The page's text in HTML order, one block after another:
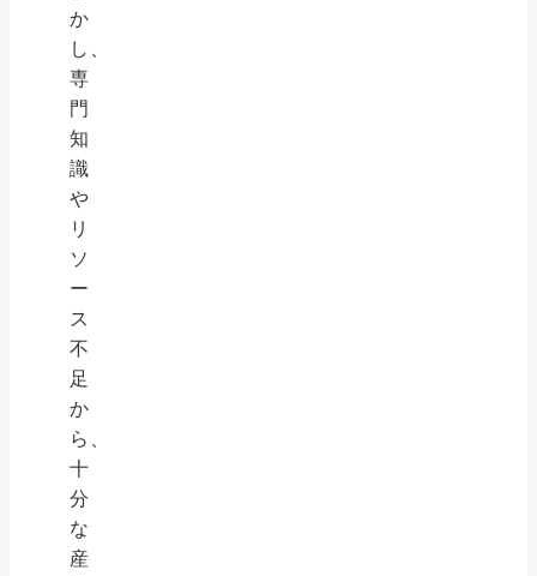
か
し、
専
門
知
識
や
リ
ソ
ー
ス
不
足
か
ら、
十
分
な
産